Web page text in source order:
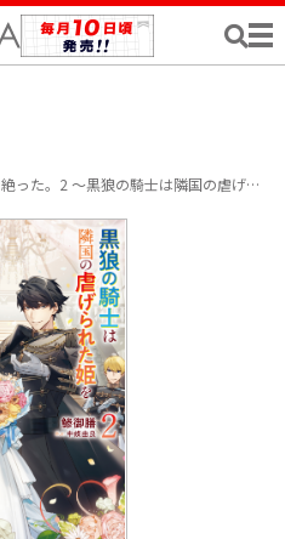
～黒狼の騎士は隣国の虐げられた姫を全力で愛します～